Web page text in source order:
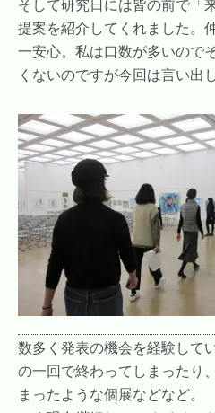
提案を紹介してくれました。
一安心。私は口数が多いので
くないのですが今回は言い出
数多く発表の機会を経験して
の一回で終わってしまったり
まったような個展などなど。